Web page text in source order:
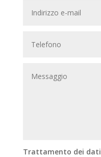
Trattamento dei dati